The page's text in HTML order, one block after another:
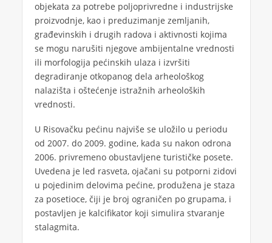
objekata za potrebe poljoprivredne i industrijske
proizvodnje, kao i preduzimanje zemljanih,
građevinskih i drugih radova i aktivnosti kojima
se mogu narušiti njegove ambijentalne vrednosti
ili morfologija pećinskih ulaza i izvršiti
degradiranje otkopanog dela arheološkog
nalazišta i oštećenje istražnih arheoloških
vrednosti.
U Risovačku pećinu najviše se uložilo u periodu
od 2007. do 2009. godine, kada su nakon odrona
2006. privremeno obustavljene turističke posete.
Uvedena je led rasveta, ojačani su potporni zidovi
u pojedinim delovima pećine, produžena je staza
za posetioce, čiji je broj ograničen po grupama, i
postavljen je kalcifikator koji simulira stvaranje
stalagmita.